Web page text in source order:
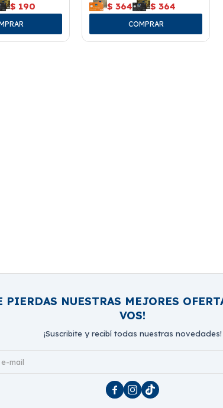
$ 190 $ 364 $ 364
PIERDAS NUESTRAS MEJORES
VOS!
¡Suscribite y recibí todas nuestras novedades!
  